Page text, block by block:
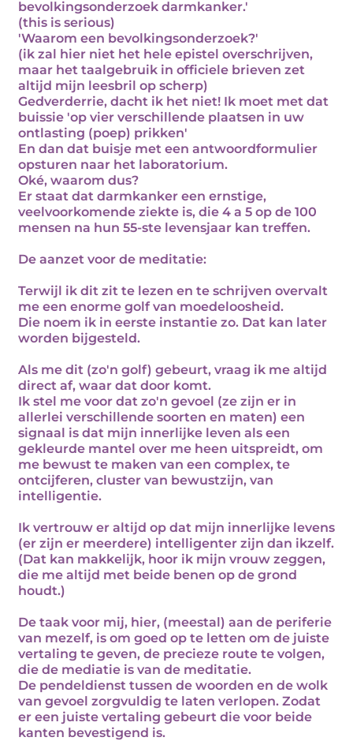
bevolkingsonderzoek darmkanker.'
(this is serious)
'Waarom een bevolkingsonderzoek?'
(ik zal hier niet het hele epistel overschrijven,
maar het taalgebruik in officiele brieven zet
altijd mijn leesbril op scherp)
Gedverderrie, dacht ik het niet! Ik moet met dat
buissie 'op vier verschillende plaatsen in uw
ontlasting (poep) prikken'
En dan dat buisje met een antwoordformulier
opsturen naar het laboratorium.
Oké, waarom dus?
Er staat dat darmkanker een ernstige,
veelvoorkomende ziekte is, die 4 a 5 op de 100
mensen na hun 55-ste levensjaar kan treffen.
De aanzet voor de meditatie:
Terwijl ik dit zit te lezen en te schrijven overvalt
me een enorme golf van moedeloosheid.
Die noem ik in eerste instantie zo. Dat kan later
worden bijgesteld.
Als me dit (zo'n golf) gebeurt, vraag ik me altijd
direct af, waar dat door komt.
Ik stel me voor dat zo'n gevoel (ze zijn er in
allerlei verschillende soorten en maten) een
signaal is dat mijn innerlijke leven als een
gekleurde mantel over me heen uitspreidt, om
me bewust te maken van een complex, te
ontcijferen, cluster van bewustzijn, van
intelligentie.
Ik vertrouw er altijd op dat mijn innerlijke levens
(er zijn er meerdere) intelligenter zijn dan ikzelf.
(Dat kan makkelijk, hoor ik mijn vrouw zeggen,
die me altijd met beide benen op de grond
houdt.)
De taak voor mij, hier, (meestal) aan de periferie
van mezelf, is om goed op te letten om de juiste
vertaling te geven, de precieze route te volgen,
die de mediatie is van de meditatie.
De pendeldienst tussen de woorden en de wolk
van gevoel zorgvuldig te laten verlopen. Zodat
er een juiste vertaling gebeurt die voor beide
kanten bevestigend is.